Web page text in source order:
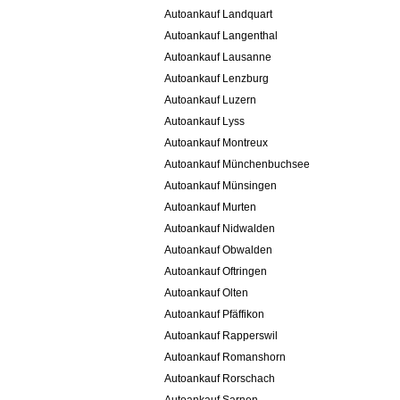
Autoankauf Landquart
Autoankauf Langenthal
Autoankauf Lausanne
Autoankauf Lenzburg
Autoankauf Luzern
Autoankauf Lyss
Autoankauf Montreux
Autoankauf Münchenbuchsee
Autoankauf Münsingen
Autoankauf Murten
Autoankauf Nidwalden
Autoankauf Obwalden
Autoankauf Oftringen
Autoankauf Olten
Autoankauf Pfäffikon
Autoankauf Rapperswil
Autoankauf Romanshorn
Autoankauf Rorschach